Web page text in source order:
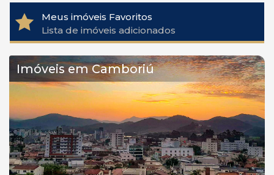
Meus imóveis Favoritos
Lista de imóveis adicionados
Imóveis em Camboriú